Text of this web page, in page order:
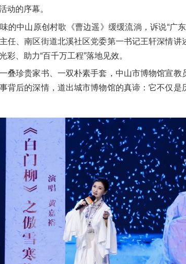
动的序幕。
的中山原创村歌《曹边遥》缓缓流淌，诉说“广
任、南区街道北溪社区党委第一书记王轩深情
彩、助力“百千万工程”落地见效。
叠珍贵家书、一双朴素手套，中山市博物馆宣
背后的深情，道出城市博物馆的真谛：它不仅